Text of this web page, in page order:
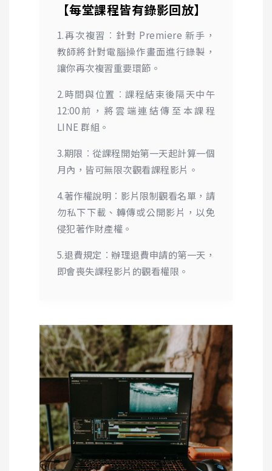
【每堂課程皆有錄影回放】
1.再次複習︰針對 Premiere 新手，
教師將針對電腦操作畫面進行錄製，
讓你再次複習重要環節。
2.時間與位置︰課程結束後隔天中午
12:00前，將雲端連結傳至本課程
LINE 群組。
3.期限︰從課程開始第一天起計算一個
月內，皆可無限次觀看課程影片。
4.著作權說明︰影片限制觀看名單，請
勿私下下載、轉傳或公開影片，以免
侵犯著作財產權。
5.退費規定︰辦理退費申請的第一天，
即會喪失課程影片的觀看權限。